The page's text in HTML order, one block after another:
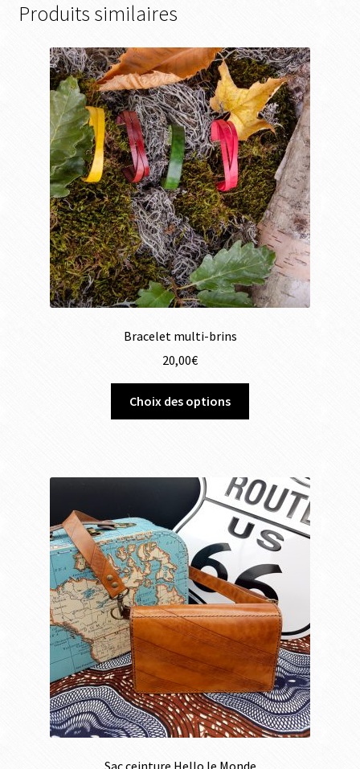
Produits similaires
Bracelet multi-brins
20,00€
Choix des options
Sac ceinture Hello le Monde